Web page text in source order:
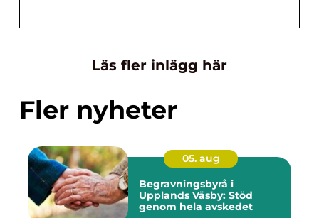
Läs fler inlägg här
Fler nyheter
05. aug
Begravningsbyrå i
Upplands Väsby: Stöd
genom hela avskedet